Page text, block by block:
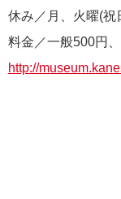
休み／月、火曜(祝
料金／一般500円
http://